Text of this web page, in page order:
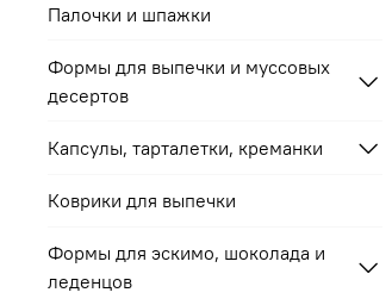
Палочки и шпажки
Формы для выпечки и муссовых
десертов
Капсулы, тарталетки, креманки
Коврики для выпечки
Формы для эскимо, шоколада и
леденцов